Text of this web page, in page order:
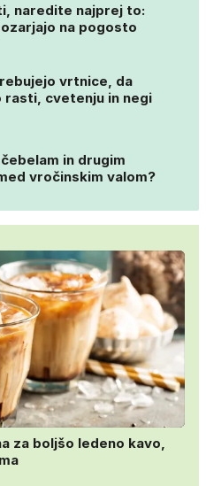
naredite najprej to:
na pogosto
vrtnice, da
rasti, cvetenju in negi
in drugim
vročinskim valom?
za boljšo ledeno kavo,